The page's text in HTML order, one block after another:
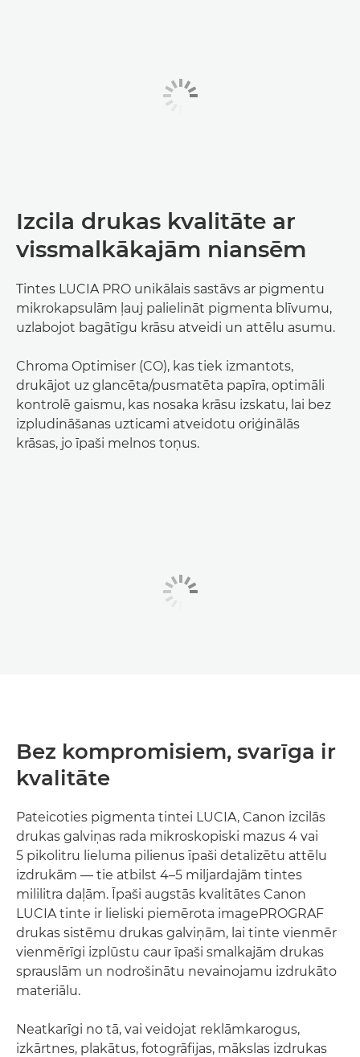
Izcila drukas kvalitāte ar
vissmalkākajām niansēm
Tintes LUCIA PRO unikālais sastāvs ar pigmentu
mikrokapsulām ļauj palielināt pigmenta blīvumu,
uzlabojot bagātīgu krāsu atveidi un attēlu asumu.
Chroma Optimiser (CO), kas tiek izmantots,
drukājot uz glancēta/pusmatēta papīra, optimāli
kontrolē gaismu, kas nosaka krāsu izskatu, lai bez
izpludināšanas uzticami atveidotu oriģinālās
krāsas, jo īpaši melnos toņus.
Bez kompromisiem, svarīga ir
kvalitāte
Pateicoties pigmenta tintei LUCIA, Canon izcilās
drukas galviņas rada mikroskopiski mazus 4 vai
5 pikolitru lieluma pilienus īpaši detalizētu attēlu
izdrukām — tie atbilst 4–5 miljardajām tintes
mililitra daļām. Īpaši augstās kvalitātes Canon
LUCIA tinte ir lieliski piemērota imagePROGRAF
drukas sistēmu drukas galviņām, lai tinte vienmēr
vienmērīgi izplūstu caur īpaši smalkajām drukas
sprauslām un nodrošinātu nevainojamu izdrukāto
materiālu.
Neatkarīgi no tā, vai veidojat reklāmkarogus,
izkārtnes, plakātus, fotogrāfijas, mākslas izdrukas